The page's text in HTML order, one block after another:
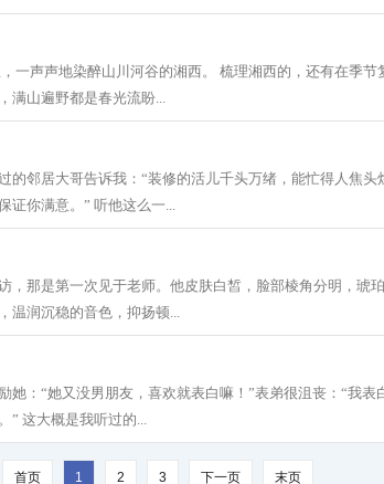
一声声地染醉山川河谷的湘西。 梳理湘西的，还有在季
满山遍野都是春光流盼...
的邻居大哥告诉我：“装修的活儿千头万绪，能忙得人焦头
证你满意。” 听他这么一...
，那是第一次见于老师。他皮肤白皙，脸部棱角分明，琥
温润沉稳的音色，抑扬顿...
她：“她又没男朋友，喜欢就表白嘛！”表弟很沮丧：“我表
” 这大概是我听过的...
首页 1 2 3 下一页 末页